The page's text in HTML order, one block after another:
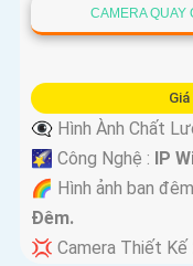
CAMERA QUAY
👁️‍🗨 Hình Ành Chất
🌠 Công Nghệ : IP
🌈 Hình ảnh ban
Ðêm.
💢 Camera Thiết Kế